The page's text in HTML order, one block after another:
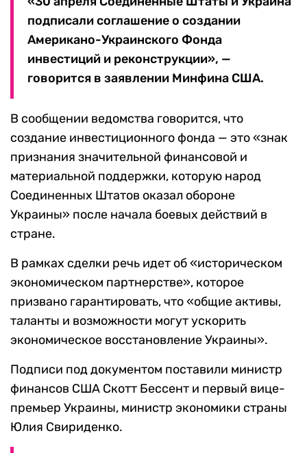
подписали соглашение о создании
Американо-Украинского Фонда
инвестиций и реконструкции», —
говорится в заявлении Минфина США.
В сообщении ведомства говорится, что
создание инвестиционного фонда — это «знак
признания значительной финансовой и
материальной поддержки, которую народ
Соединенных Штатов оказал обороне
Украины» после начала боевых действий в
стране.
В рамках сделки речь идет об «историческом
экономическом партнерстве», которое
призвано гарантировать, что «общие активы,
таланты и возможности могут ускорить
экономическое восстановление Украины».
Подписи под документом поставили министр
финансов США Скотт Бессент и первый вице-
премьер Украины, министр экономики страны
Юлия Свириденко.